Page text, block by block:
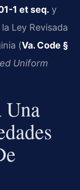
1 et seq. y
Ley Revisada
(Va. Code §
Uniform